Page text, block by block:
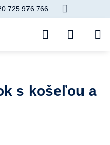
725 976 766
s košeľou a